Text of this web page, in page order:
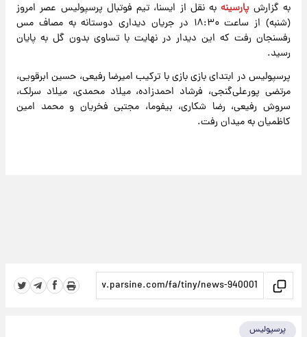
به گزارش پارسینه به نقل از ایسنا، تیم فوتبال پرسپولیس عصر امروز
(شنبه) از ساعت ۱۸:۳۰ در جریان دیداری دوستانه به مصاف مس
رفسنجان رفت که این دیدار در نهایت با تساوی بدون گل به پایان
رسید.
پرسپولیس در ابتدای بازی بازی با ترکیب امیرضا رفیعی، حسین ابرقویی،
مرتضی پورعلی‌گنجی، فرشاد احمدزاده، میلاد محمدی، میلاد سرلک،
سروش رفیعی، رضا شکاری، بیفوما، مجتبی فخریان و محمد امین
کاظمیان به میدان رفت.
پرسپولیس